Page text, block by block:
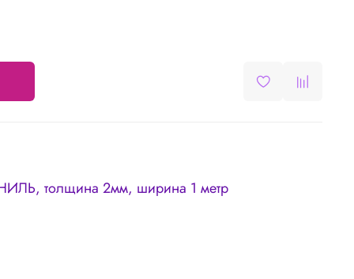
толщина 2мм, ширина 1 метр